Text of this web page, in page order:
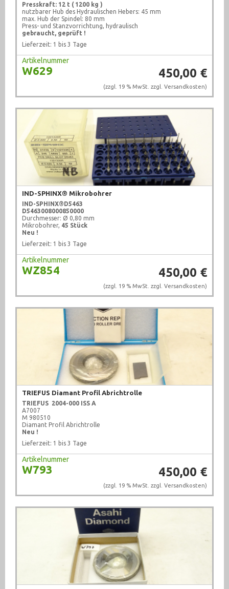
Recycling (1)
Schweißtechnik (210)
Sonstiges (2376)
Ventile (708)
Werkstattausrüstung (924)
Werkzeug (678)
Presskraft: 12 t ( 1200 kg )
nutzbarer Hub des Hydraulischen Hebers: 45 mm
max. Hub der Spindel: 80 mm
Press- und Stanzvorrichtung, hydraulisch
gebraucht, geprüft !
Lieferzeit: 1 bis 3 Tage
Artikelnummer
W629 450,00 €
(zzgl. 19 % MwSt. zzgl. Versandkosten)
IND-SPHINX® Mikrobohrer
IND-SPHINX®D5463
D5463008000850000
Durchmesser: Ø 0,80 mm
Mikrobohrer, 45 Stück
Neu !
Lieferzeit: 1 bis 3 Tage
Artikelnummer
WZ854 450,00 €
(zzgl. 19 % MwSt. zzgl. Versandkosten)
TRIEFUS Diamant Profil Abrichtrolle
TRIEFUS 2004-000 ISS A
A7007
M 980510
Diamant Profil Abrichtrolle
Neu !
Lieferzeit: 1 bis 3 Tage
Artikelnummer
W793 450,00 €
(zzgl. 19 % MwSt. zzgl. Versandkosten)